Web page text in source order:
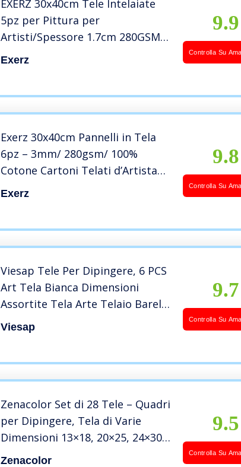
EXERZ 30x40cm Tele Intelaiate
5pz per Pittura per
Artisti/Spessore 1.7cm 280GSM/
Tele Prestirate 100%
Exerz
9.9
Controlla Su
Exerz 30x40cm Pannelli in Tela
6pz – 3mm/ 280gsm/ 100%
Cotone Cartoni Telati d’Artista
Bianca per Pittura/Vuote/Tre
Exerz
9.8
Controlla Su
Viesap Tele Per Dipingere, 6 PCS
Art Tela Bianca Dimensioni
Assortite Tela Arte Telaio Barella
Acrilico Pittura Ad Olio Tavola
Tela Bianca Per Pittura Tela Per
Viesap
9.7
Controlla Su
Zenacolor Set di 28 Tele – Quadri
per Dipingere, Tela di Varie
Dimensioni 13×18, 20×25, 24×30,
30×40 – Cotone Senza Acidi –
Zenacolor
9.5
Controlla Su